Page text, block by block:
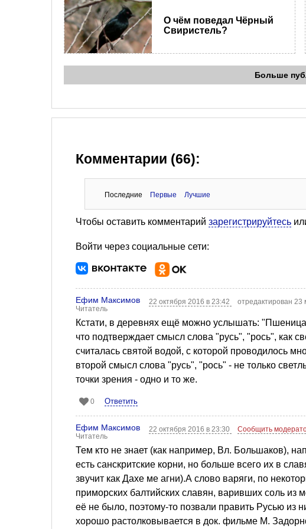
О чём поведал Чёрный
Свиристель?
Больше
Комментарии (66):
Последние Первые Лучшие
Чтобы оставить комментарий зарегистрируйтесь
Войти через социальные сети:
Ефим Максимов
Читатель
22 октября 2016 в 23:42 отредактирован
Кстати, в деревнях ещё можно услышать:
что подтверждает смысл слова "русь", "рось", как
считалась святой водой, с которой проводилось
второй смысл слова "русь", "рось" - не только
точки зрения - одно и то же.
0 Ответить
Ефим Максимов
Читатель
22 октября 2016 в 23:30 Сообщить
Тем кто не знает (как например, Вл. Большаков),
есть санскритские корни, но больше всего их в
звучит как Дахе ме агни).А слово варяги, по
приморских балтийских славян, варивших соль из
её не было, поэтому-то позвали править Русью из
хорошо растолковывается в док. фильме М.